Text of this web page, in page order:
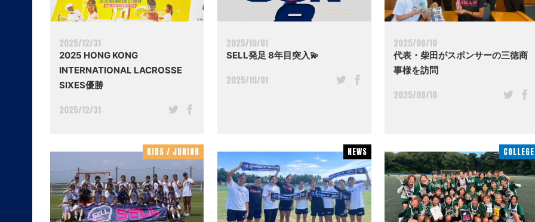
2025/12/31
2025 HONG KONG
INTERNATIONAL LACROSSE
SIXES優勝
2025/12/31
2025/10/01
SELL発足 8年目突入💫
2025/10/01
2025/09/10
代表・柴田がスポンサーの三徳商
事様を訪問
2025/09/10
KIDS / JUNIOR
KIDS / JUNIOR NEWS
NEWS COLLEGE
COLLEGE